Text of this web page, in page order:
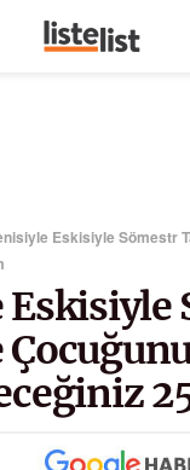
Eskisiyle Sömestr